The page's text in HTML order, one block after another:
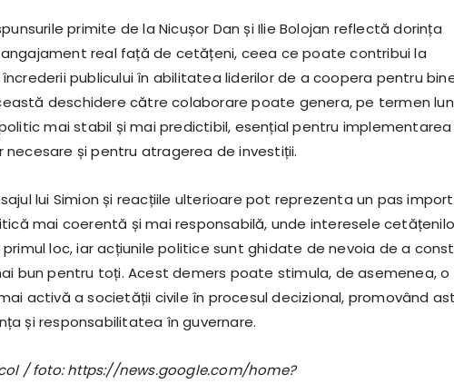
primite de la Nicușor Dan și Ilie Bolojan reflectă dorința
real față de cetățeni, ceea ce poate contribui la
publicului în abilitatea liderilor de a coopera pentru
deschidere către colaborare poate genera, pe termen
mai stabil și mai predictibil, esențial pentru implementarea
necesare și pentru atragerea de investiții.
lui Simion și reacțiile ulterioare pot reprezenta un pas
mai coerentă și mai responsabilă, unde interesele
loc, iar acțiunile politice sunt ghidate de nevoia de a
bun pentru toți. Acest demers poate stimula, de asemenea, o
activă a societății civile în procesul decizional, promovând
și responsabilitatea în guvernare.
/ foto: https://news.google.com/home?